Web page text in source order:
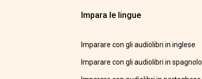
Impara le lingue
Imparare con gli audiolibri in inglese
Imparare con gli audiolibri in spagnolo